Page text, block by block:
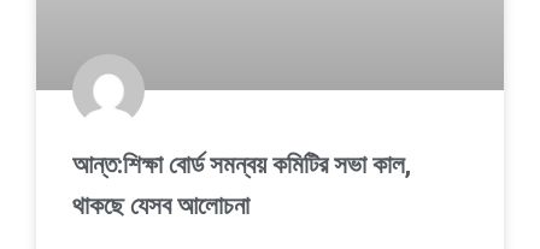
আন্ত:শিক্ষা বোর্ড সমন্বয় কমিটির সভা কাল,
থাকছে যেসব আলোচনা